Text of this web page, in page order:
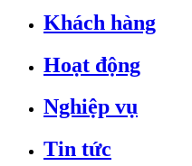
Khách hàng
Hoạt động
Nghiệp vụ
Tin tức